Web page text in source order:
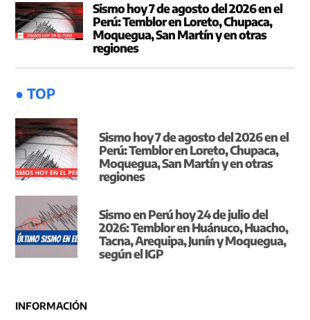
Sismo hoy 7 de agosto del 2026 en el
Perú: Temblor en Loreto, Chupaca,
Moquegua, San Martín y en otras
regiones
● TOP
Sismo hoy 7 de agosto del 2026 en el
Perú: Temblor en Loreto, Chupaca,
Moquegua, San Martín y en otras
regiones
Sismo en Perú hoy 24 de julio del
2026: Temblor en Huánuco, Huacho,
Tacna, Arequipa, Junín y Moquegua,
según el IGP
INFORMACIÓN